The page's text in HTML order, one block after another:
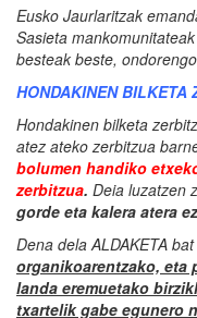
Eusko Jaurlaritzak
Sasieta
besteak beste,
HONDAKINEN BILKETA
Hondakinen bilketa
atez ateko zerbitzua
bolumen handiko
zerbitzua. Deia luzatzen
gorde eta kalera atera ez
Dena dela ALDAKETA
organikoarentzako, eta
landa eremuetako
txartelik gabe egunero